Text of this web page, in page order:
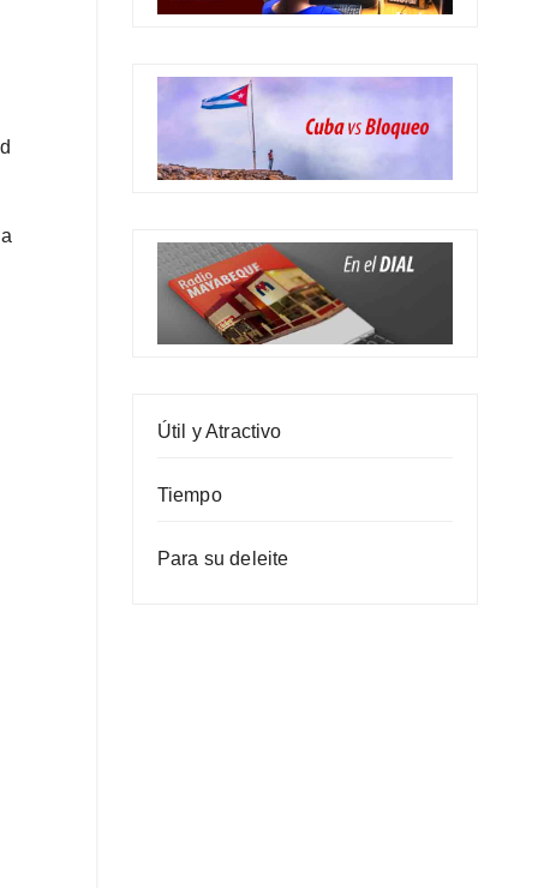
Útil y Atractivo
Tiempo
Para su deleite